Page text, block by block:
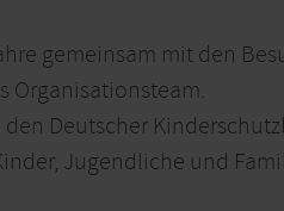
gemeinsam mit den
Organisationsteam.
Deutscher
Jugendliche und